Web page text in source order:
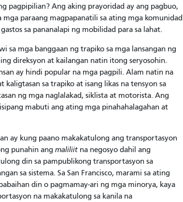
pagpipilian? Ang aking prayoridad ay ang pagbuo,
paraang magpapanatili sa ating mga komunidad
sa pananalapi ng mobilidad para sa lahat.
sa mga banggaan ng trapiko sa mga lansangan ng
direksyon at kailangan natin itong seryosohin.
ay hindi popular na mga pagpili. Alam natin na
sa trapiko at isang likas na tensyon sa
ng mga naglalakad, siklista at motorista. Ang
mabuti ang ating mga pinahahalagahan at
ay kung paano makakatulong ang transportasyon
punahin ang maliliit na negosyo dahil ang
din sa pampublikong transportasyon sa
sa sistema. Sa San Francisco, marami sa ating
din o pagmamay-ari ng mga minorya, kaya
na makakatulong sa kanila na